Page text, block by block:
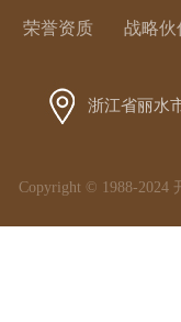
荣誉资质 战略伙
浙江省丽水
Copyright © 1988-2024